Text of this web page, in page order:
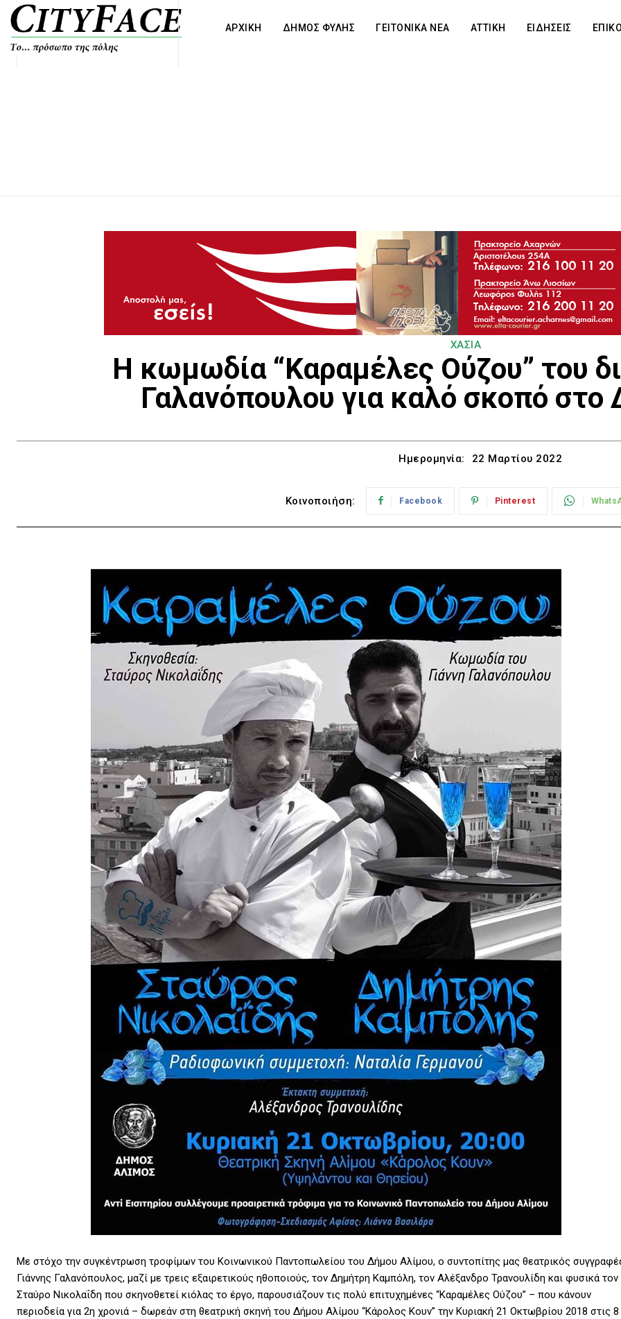
ΑΡΧΙΚΗ ΔΗΜΟΣ ΦΥΛΗΣ ΓΕΙΤΟΝΙΚΑ ΝΕΑ ΑΤΤΙΚΗ ΕΙΔΗΣΕΙΣ
ΧΑΣΙΑ
Η κωμωδία “Καραμέλες Ούζου” του
Γαλανόπουλου για καλό σκοπό στο
Ημερομηνία: 22 Μαρτίου 2022
Κοινοποιήση: Facebook Pinterest
Με στόχο την συγκέντρωση τροφίμων του Κοινωνικού Παντοπωλείου του Δήμου Αλίμου, ο συντοπίτης μας θεατρικός
Γιάννης Γαλανόπουλος, μαζί με τρεις εξαιρετικούς ηθοποιούς, τον Δημήτρη Καμπόλη, τον Αλέξανδρο Τρανουλίδη και φυσικά τον
Σταύρο Νικολαΐδη που σκηνοθετεί κιόλας το έργο, παρουσιάζουν τις πολύ επιτυχημένες “Καραμέλες Ούζου” – που κάνουν
περιοδεία για 2η χρονιά – δωρεάν στη θεατρική σκηνή του Δήμου Αλίμου “Κάρολος Κουν” την Κυριακή 21 Οκτωβρίου 2018 στις 8